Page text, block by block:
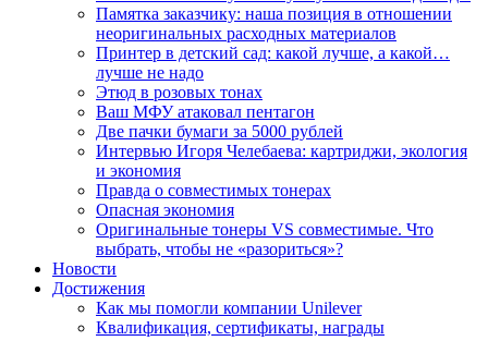
Памятка заказчику: наша позиция в отношении
неоригинальных расходных материалов
Принтер в детский сад: какой лучше, а какой…
лучше не надо
Этюд в розовых тонах
Ваш МФУ атаковал пентагон
Две пачки бумаги за 5000 рублей
Интервью Игоря Челебаева: картриджи, экология
и экономия
Правда о совместимых тонерах
Опасная экономия
Оригинальные тонеры VS совместимые. Что
выбрать, чтобы не «разориться»?
Новости
Достижения
Как мы помогли компании Unilever
Квалификация, сертификаты, награды